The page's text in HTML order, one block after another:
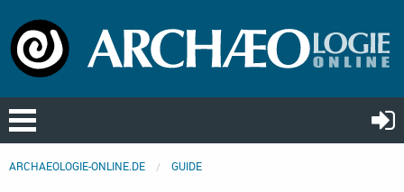
ARCHAEOLOGIE-ONLINE.DE GUIDE